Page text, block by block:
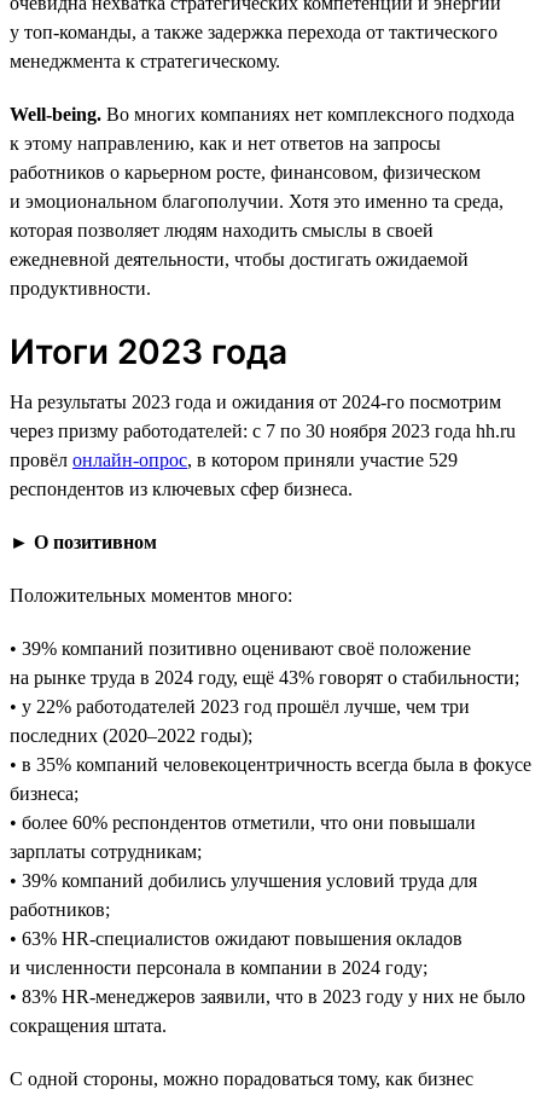
у топ-команды, а также задержка перехода от тактического
менеджмента к стратегическому.
Well-being. Во многих компаниях нет комплексного подхода
к этому направлению, как и нет ответов на запросы
работников о карьерном росте, финансовом, физическом
и эмоциональном благополучии. Хотя это именно та среда,
которая позволяет людям находить смыслы в своей
ежедневной деятельности, чтобы достигать ожидаемой
продуктивности.
Итоги 2023 года
На результаты 2023 года и ожидания от 2024-го посмотрим
через призму работодателей: с 7 по 30 ноября 2023 года hh.ru
провёл онлайн-опрос, в котором приняли участие 529
респондентов из ключевых сфер бизнеса.
► О позитивном
Положительных моментов много:
• 39% компаний позитивно оценивают своё положение
на рынке труда в 2024 году, ещё 43% говорят о стабильности;
• у 22% работодателей 2023 год прошёл лучше, чем три
последних (2020–2022 годы);
• в 35% компаний человекоцентричность всегда была в фокусе
бизнеса;
• более 60% респондентов отметили, что они повышали
зарплаты сотрудникам;
• 39% компаний добились улучшения условий труда для
работников;
• 63% HR-специалистов ожидают повышения окладов
и численности персонала в компании в 2024 году;
• 83% HR-менеджеров заявили, что в 2023 году у них не было
сокращения штата.
С одной стороны, можно порадоваться тому, как бизнес